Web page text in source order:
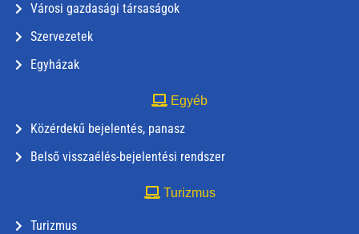
Városi gazdasági társaságok
Szervezetek
Egyházak
Egyéb
Közérdekű bejelentés, panasz
Belső visszaélés-bejelentési rendszer
Turizmus
Turizmus